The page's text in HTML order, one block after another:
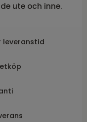
ute och inne.
leveranstid